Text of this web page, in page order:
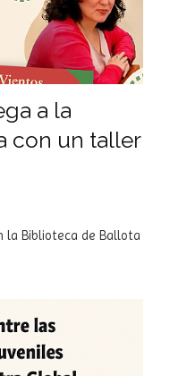
a la
con un taller
la Biblioteca de Ballota